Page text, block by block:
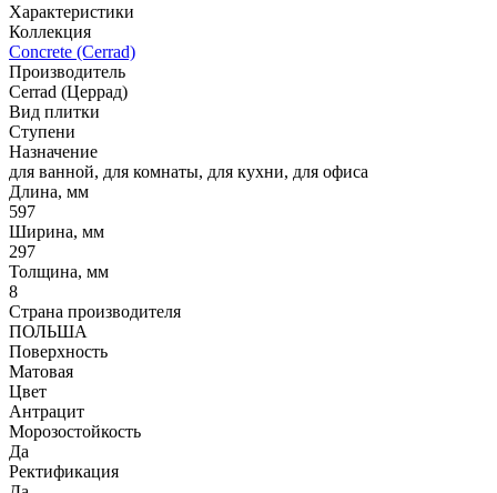
Характеристики
Коллекция
Concrete (Cerrad)
Производитель
Cerrad (Церрад)
Вид плитки
Ступени
Назначение
для ванной, для комнаты, для кухни, для офиса
Длина, мм
597
Ширина, мм
297
Толщина, мм
8
Страна производителя
ПОЛЬША
Поверхность
Матовая
Цвет
Антрацит
Морозостойкость
Да
Ректификация